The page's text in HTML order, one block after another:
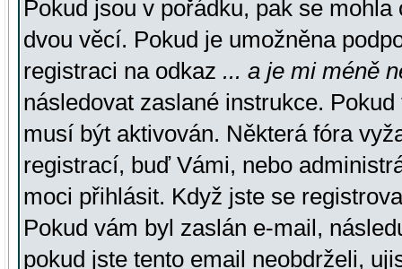
Pokud jsou v pořádku, pak se
dvou věcí. Pokud je umožněna
registraci na odkaz ... a je mi méně
následovat zaslané instrukce.
musí být aktivován. Některá fóra
registrací, buď Vámi, nebo
moci přihlásit. Když jste se
Pokud vám byl zaslán e-mail,
pokud jste tento email neobdrželi,